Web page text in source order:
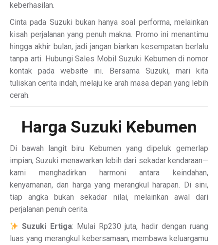
keberhasilan.
Cinta pada Suzuki bukan hanya soal performa, melainkan
kisah perjalanan yang penuh makna. Promo ini menantimu
hingga akhir bulan, jadi jangan biarkan kesempatan berlalu
tanpa arti. Hubungi Sales Mobil Suzuki Kebumen di nomor
kontak pada website ini. Bersama Suzuki, mari kita
tuliskan cerita indah, melaju ke arah masa depan yang lebih
cerah.
Harga Suzuki Kebumen
Di bawah langit biru Kebumen yang dipeluk gemerlap
impian, Suzuki menawarkan lebih dari sekadar kendaraan—
kami menghadirkan harmoni antara keindahan,
kenyamanan, dan harga yang merangkul harapan. Di sini,
tiap angka bukan sekadar nilai, melainkan awal dari
perjalanan penuh cerita.
Suzuki Ertiga: Mulai Rp230 juta, hadir dengan ruang
luas yang merangkul kebersamaan, membawa keluargamu